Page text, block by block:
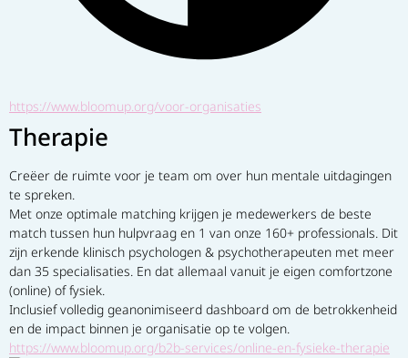
https://www.bloomup.org/voor-organisaties
Therapie
Creëer de ruimte voor je team om over hun mentale uitdagingen
te spreken.
Met onze optimale matching krijgen je medewerkers de beste
match tussen hun hulpvraag en 1 van onze 160+ professionals. Dit
zijn erkende klinisch psychologen & psychotherapeuten met meer
dan 35 specialisaties. En dat allemaal vanuit je eigen comfortzone
(online) of fysiek.
Inclusief volledig geanonimiseerd dashboard om de betrokkenheid
en de impact binnen je organisatie op te volgen.
https://www.bloomup.org/b2b-services/online-en-fysieke-therapie